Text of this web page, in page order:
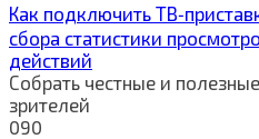
Как подключить
сбора статистики
действий
Собрать честные и
зрителей
090